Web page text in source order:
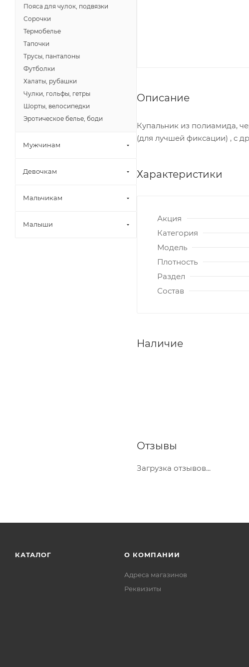
Описание
Купальник из полиамида,
(для лучшей фиксации) , с
Характеристики
Акция
Категория
Модель
Плотность
Раздел
Состав
Наличие
Отзывы
Загрузка отзывов...
Пояса для чулок, подвязки
Сорочки
Термобелье
Тапочки
Трусы, панталоны
Футболки
Халаты, рубашки
Чулки, гольфы, гетры
Шорты, велосипедки
Эротическое белье, боди
Мужчинам
Девочкам
Мальчикам
Малыши
КАТАЛОГ О КОМПАНИИ
Адреса магазинов
Реквизиты